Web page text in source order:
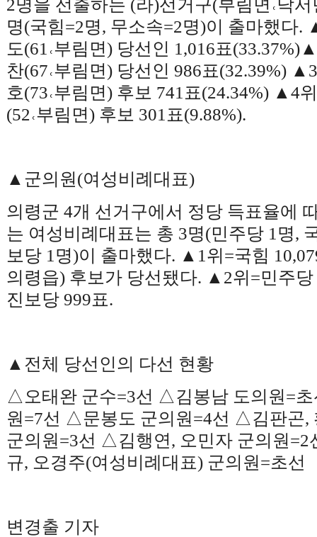
2명을 선출하는 (라)선거구(부림면 ˓낙서
명(국힘=2명, 무소속=2명)이 출마했다.
도(61 ˓부림면) 당선인 1,016표(33.37%)▲
찬(67˓부림면) 당선인 986표(32.39%) ▲ 3
호(73˓부림면) 후보 741 표(24.34%) ▲ 4위
(52˓부림면) 후보 301 표(9.88%).
▲ 군의원(여성비례대표)
의령군 4개 선거구에서 정당 득표율에
는 여성비례대표는 총 3명(민주당 1 명,
보당 1 명)이 출마했다. ▲ 1 위=국힘
의령읍) 후보가 당선됐다. ▲ 2위=민주당
진보당 999표.
▲ 전체 당선인의 다선 현황
△ 오태완 군수=3선 △김봉남 도의원=
원=7선 △문봉도 군의원=4선 △김판곤,
군의원=3선 △김행연, 오민자 군의원=2
규, 오경주(여성비례대표) 군의원=초선
변경출 기자